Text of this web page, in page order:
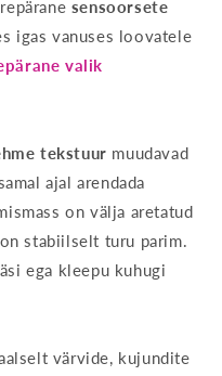
sensoorsete
igas vanuses loovatele
valik
tekstuur muudavad
ajal arendada
on välja aretatud
stabiilselt turu parim.
ega kleepu kuhugi
värvide, kujundite